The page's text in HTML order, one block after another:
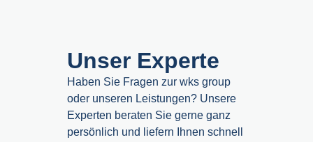
Unser Experte
Haben Sie Fragen zur wks group
oder unseren Leistungen? Unsere
Experten beraten Sie gerne ganz
persönlich und liefern Ihnen schnell